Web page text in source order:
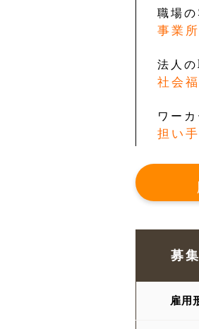
職場
事業
法人
社会
ワー
担い
募
雇用